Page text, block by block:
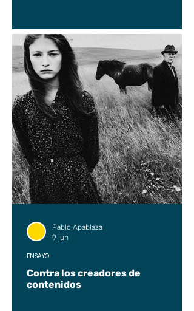
Contra los creadores de
contenidos
ENSAYO
Pablo Apablaza
9 jun